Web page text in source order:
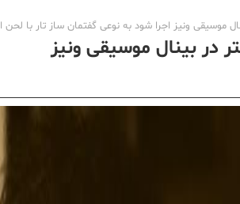
موسیقی ونیز اجرا شود به نوعی گفتمان ساز تار با
در بینال موسیقی ونیز